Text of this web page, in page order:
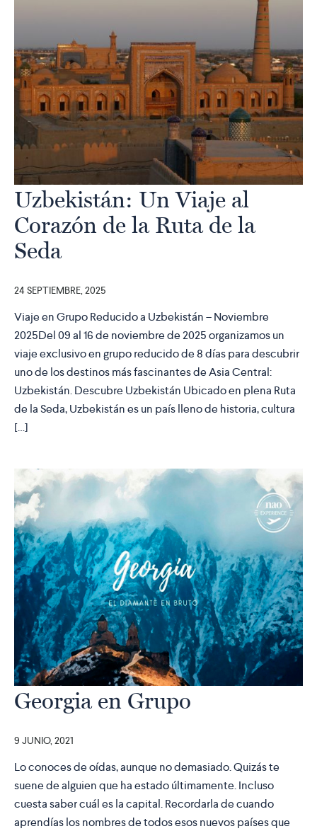
Uzbekistán: Un Viaje al
Corazón de la Ruta de la
Seda
24 SEPTIEMBRE, 2025
Viaje en Grupo Reducido a Uzbekistán – Noviembre
2025Del 09 al 16 de noviembre de 2025 organizamos un
viaje exclusivo en grupo reducido de 8 días para descubrir
uno de los destinos más fascinantes de Asia Central:
Uzbekistán. Descubre Uzbekistán Ubicado en plena Ruta
de la Seda, Uzbekistán es un país lleno de historia, cultura
[…]
Georgia en Grupo
9 JUNIO, 2021
Lo conoces de oídas, aunque no demasiado. Quizás te
suene de alguien que ha estado últimamente. Incluso
cuesta saber cuál es la capital. Recordarla de cuando
aprendías los nombres de todos esos nuevos países que